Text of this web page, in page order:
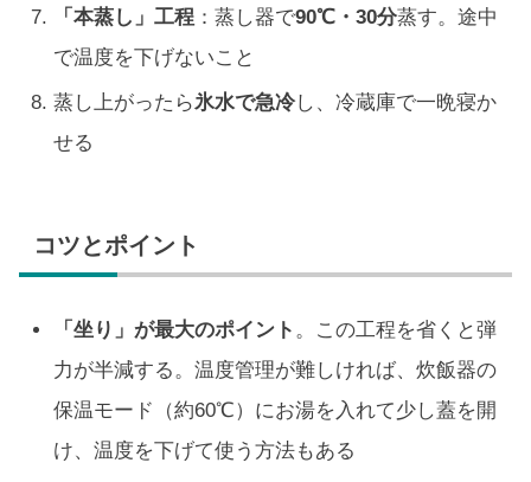
「本蒸し」工程 ：蒸し器で90℃・30分蒸す。途中
で温度を下げないこと
蒸し上がったら氷水で急冷し、冷蔵庫で一晩寝か
せる
コツとポイント
「坐り」が最大のポイント 。この工程を省くと弾
力が半減する。温度管理が難しければ、炊飯器の
保温モード（約60℃）にお湯を入れて少し蓋を開
け、温度を下げて使う方法もある